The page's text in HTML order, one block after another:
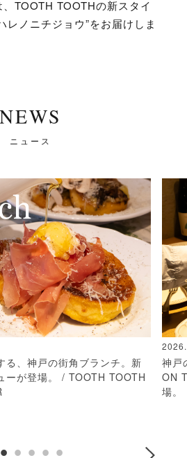
TOOTH TOOTHの新スタイ
レノニチジョウ”をお届けしま
NEWS
ニュース
る、神戸の街角ブランチ。新
ーが登場。 / TOOTH TOOTH
神戸
ON
場。